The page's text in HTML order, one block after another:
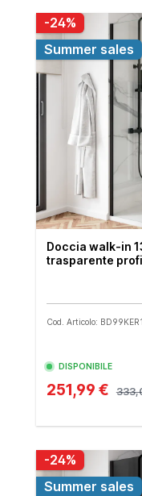
-24%
Summer sales
Doccia walk-in
trasparente
Cod. Articolo:
DISPONIBILE
251,99 €
-24%
Summer sales